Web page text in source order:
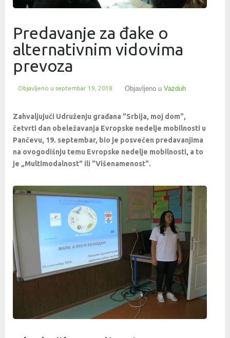
Predavanje za đake o
alternativnim vidovima
prevoza
Objavljeno u septembar 19, 2018 Objavljeno u Vazduh
Zahvaljujući Udruženju građana "Srbija, moj dom",
četvrti dan obeležavanja Evropske nedelje mobilnosti u
Pančevu, 19. septembar, bio je posvećen predavanjima
na ovogodišnju temu Evropske nedelje mobilnosti, a to
je „Multimodalnost“ ili "Višenamenost".